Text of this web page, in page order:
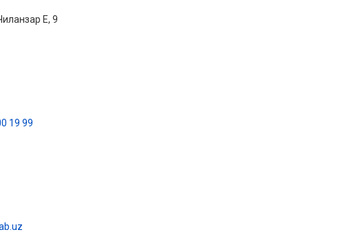
Е, 9
19 99